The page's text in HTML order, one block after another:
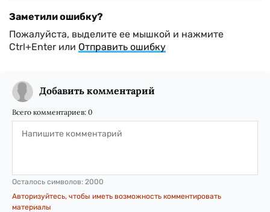
Заметили ошибку?
Пожалуйста, выделите ее мышкой и нажмите
Ctrl+Enter или Отправить ошибку
Добавить комментарий
Всего комментариев: 0
Осталось символов: 2000
Авторизуйтесь, чтобы иметь возможность комментировать
материалы